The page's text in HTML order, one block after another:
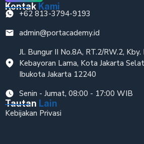
Kontak Kami
+62 813-3794-9193
admin@portacademy.id
Jl. Bungur II No.8A, RT.2/RW.2, Kby.
Kebayoran Lama, Kota Jakarta
Ibukota Jakarta 12240
Senin - Jumat, 08:00 - 17:00 WIB
Tautan Lain
Kebijakan Privasi